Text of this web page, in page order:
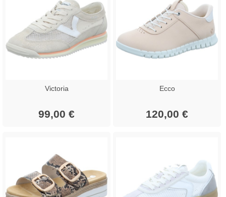
Victoria
99,00 €
Ecco
120,00 €